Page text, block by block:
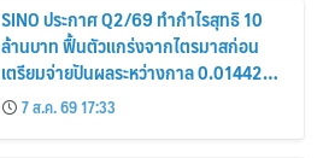
SINO ประกาศ Q2/69 ทำกำไรสุทธิ 10
ล้านบาท ฟื้นตัวแกร่งจากไตรมาสก่อน
เตรียมจ่ายปันผลระหว่างกาล 0.014423
บาทต่อหุ้น ครึ่งปีหลังมุ่งเติบโตต่อเนื่อง
7 ส.ค. 69 17:33